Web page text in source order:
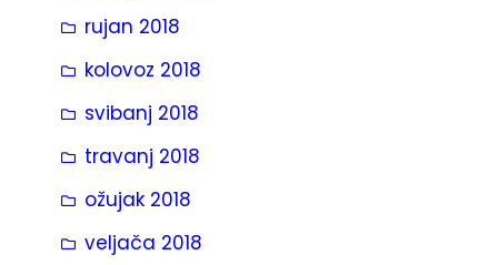
rujan 2018
kolovoz 2018
svibanj 2018
travanj 2018
ožujak 2018
veljača 2018